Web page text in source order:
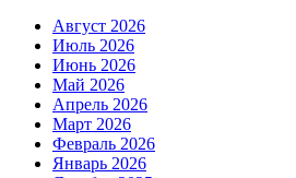
Август 2026
Июль 2026
Июнь 2026
Май 2026
Апрель 2026
Март 2026
Февраль 2026
Январь 2026